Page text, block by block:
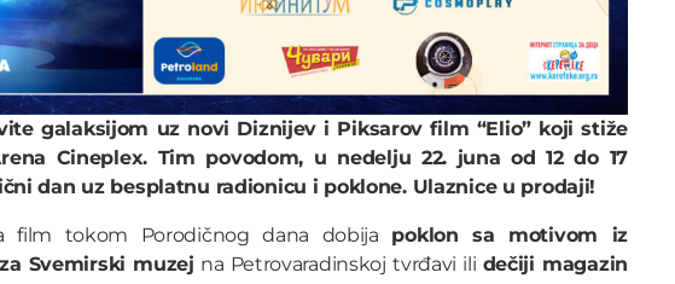
galaksijom uz novi Diznijev i Piksarov film “Elio” koji stiže
Cineplex. Tim povodom, u nedelju 22. juna od 12 do 17
dan uz besplatnu radionicu i poklone. Ulaznice u prodaji!
film tokom Porodičnog dana dobija poklon sa motivom iz
Svemirski muzej na Petrovaradinskoj tvrđavi ili dečiji magazin